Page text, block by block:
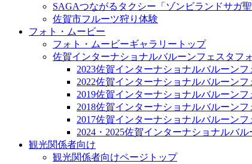
SAGAつながるタクシー「ゾンビランドサガ
佐賀市フルーツ狩り体験
フォト・ムービー
フォト・ムービーギャラリートップ
佐賀インターナショナルバルーンフェスタフ
2023佐賀インターナショナルバルーン
2022佐賀インターナショナルバルーン
2019佐賀インターナショナルバルーン
2018佐賀インターナショナルバルーン
2017佐賀インターナショナルバルーン
2024・2025佐賀インターナショナルバ
観光関係者向け
観光関係者向けページトップ